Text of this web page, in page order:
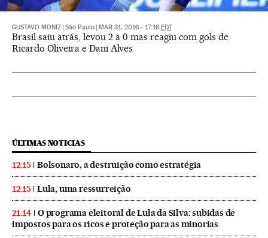
GUSTAVO MONIZ São Paulo MAR 31, 2016 - 17:16 EDT
Brasil saiu atrás, levou 2 a 0 mas reagiu com gols de
Ricardo Oliveira e Dani Alves
ÚLTIMAS NOTICIAS
12:15 Bolsonaro, a destruição como estratégia
12:15 Lula, uma ressurreição
21:14
O programa eleitoral de Lula da Silva: subidas de
impostos para os ricos e proteção para as minorias